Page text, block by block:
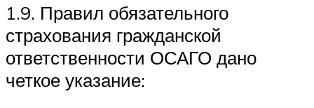
1.9. Правил обязательного
страхования гражданской
ответственности ОСАГО дано
четкое указание: